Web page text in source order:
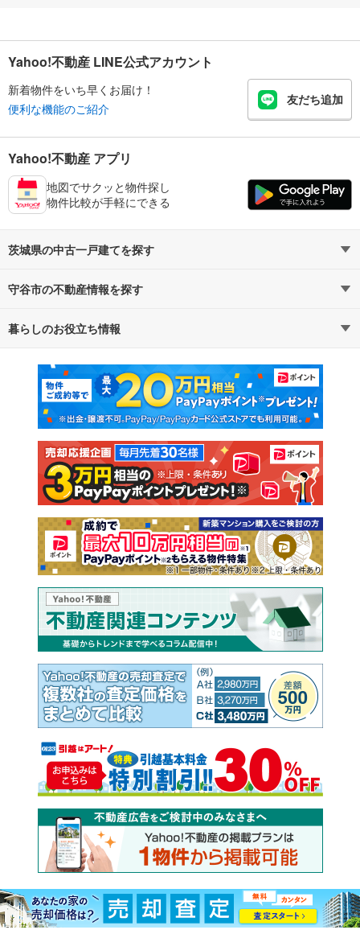
Yahoo!不動産 LINE公式アカウント
新着物件をいち早くお届け！
便利な機能のご紹介
友だち追加
Yahoo!不動産 アプリ
地図でサクッと物件探し
物件比較が手軽にできる
茨城県の中古一戸建てを探す
路線・駅から探す
通勤・通学時間から探す
守谷市の不動産情報を探す
不動産・住宅
新築マンション 中古マンション
新築一戸建て 中古一戸建て
注文住宅 土地
売却査定
暮らしのお役立ち情報
マンションカタログ 教えて！住まいの先生